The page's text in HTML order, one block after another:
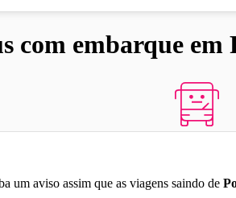
com embarque
um aviso assim que as viagens saindo de